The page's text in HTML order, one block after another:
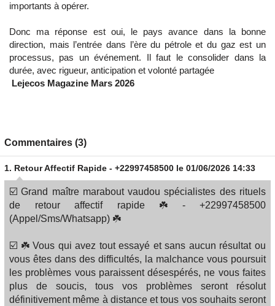
importants à opérer.
Donc ma réponse est oui, le pays avance dans la bonne
direction, mais l’entrée dans l’ère du pétrole et du gaz est un
processus, pas un événement. Il faut le consolider dans la
durée, avec rigueur, anticipation et volonté partagée
Lejecos Magazine Mars 2026
Commentaires (3)
1. Retour Affectif Rapide - +22997458500 le 01/06/2026 14:33
☑️ Grand maître marabout vaudou spécialistes des rituels
de retour affectif rapide ☘️ - +22997458500
(Appel/Sms/Whatsapp) ☘️
☑️ ☘️ Vous qui avez tout essayé et sans aucun résultat ou
vous êtes dans des difficultés, la malchance vous poursuit
les problèmes vous paraissent désespérés, ne vous faites
plus de soucis, tous vos problèmes seront résolut
définitivement même à distance et tous vos souhaits seront